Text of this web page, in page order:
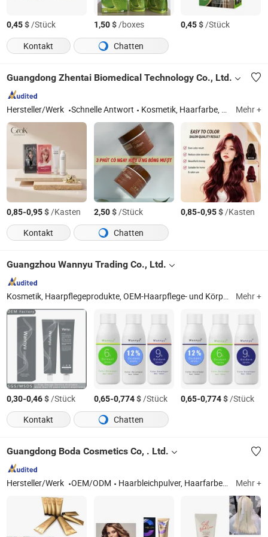
0,45$/Stück 1,50$/boxes 0,45$/Stück
Kontakt
Chatten
Guangdong Zhentai Biomedical Technology Co., Ltd.
Hersteller/Werk Schnelle Antwort Kosmetik, Haarfarbe, Haartönung Mehr +
0,85-0,95$/Kasten 2,50$/Stück 0,85-0,95$/Kasten
Kontakt
Chatten
Guangzhou Wannyu Trading Co., Ltd.
Kosmetik, Haarpflegeprodukte, OEM-Haarpflege- und Körperpflegeprodukte, Waschmittel und Haushaltsreinigungsprodukte, OEM-Waschmittel, OEM-Haushaltsreinigungsprodukte, Haarshampoo, Haarspülung, Haarkur, Haarfarbe, Haarfärbemittel, Haarbleichpulver, Haarperm und Haarwachs und Haargel, Waschmittelblätter und Waschmittel-Pods Mehr +
0,30-0,46$/Stück 0,65-0,774$/Stück 0,65-0,774$/Stück
Kontakt
Chatten
Guangdong Boda Cosmetics Co, . Ltd.
Hersteller/Werk OEM/ODM Haarbleichpulver, Haarfarbe, Haarbleichcreme, Haarfarbespülung, semi-permanente Haarfarbe, Haarshampoo, Haarspülung, Haarmaske, Haarbehandlung Mehr +